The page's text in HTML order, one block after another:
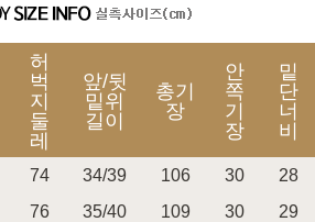
허
벅
지
둘
레
앞/뒷
밑위
길이
총기
장
안
쪽
기
장
밑
단
너
비
74 34/39 106 30
28
76 35/40 109 30
29